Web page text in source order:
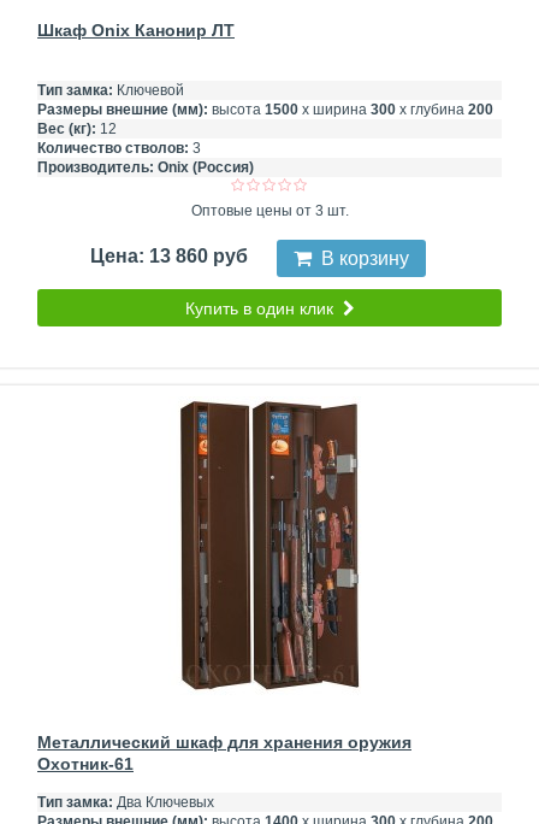
Шкаф Onix Канонир ЛТ
Тип замка: Ключевой
Размеры внешние (мм): высота 1500 х ширина 300 х глубина 200
Вес (кг): 12
Количество стволов: 3
Производитель: Onix (Россия)
Оптовые цены от 3 шт.
Цена: 13 860 руб В корзину
Купить в один клик
Металлический шкаф для хранения оружия
Охотник-61
Тип замка: Два Ключевых